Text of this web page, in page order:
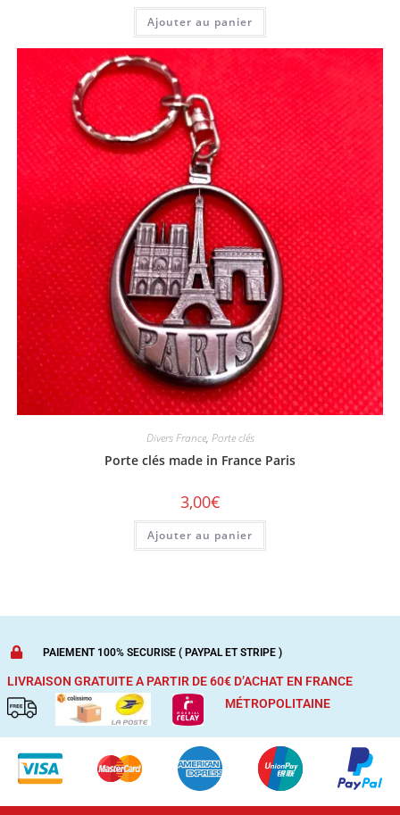
Ajouter au panier
Divers France, Porte clés
Porte clés made in France Paris
3,00€
Ajouter au panier
PAIEMENT 100% SECURISE ( PAYPAL ET STRIPE )
LIVRAISON GRATUITE A PARTIR DE 60€ D’ACHAT EN FRANCE
MÉTROPOLITAINE